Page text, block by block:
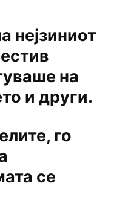
нејзиниот
на
и други.
го
се